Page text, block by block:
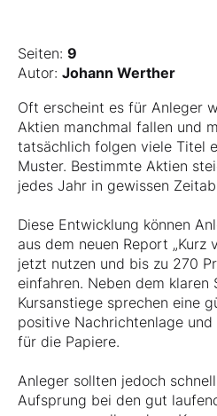
Seiten: 9
Autor: Johann Werther
Oft erscheint es für Anleger
Aktien manchmal fallen und
tatsächlich folgen viele Titel
Muster. Bestimmte Aktien
jedes Jahr in gewissen
Diese Entwicklung können
aus dem neuen Report „Kurz
jetzt nutzen und bis zu 270
einfahren. Neben dem
Kursanstiege sprechen eine
positive Nachrichtenlage
für die Papiere.
Anleger sollten jedoch
Aufsprung bei den gut